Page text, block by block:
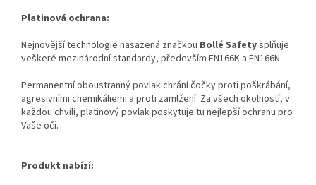
Platinová ochrana:
Nejnovější technologie nasazená značkou Bollé Safetysplňuje
veškeré mezinárodní standardy, především EN166K a EN166N.
Permanentní oboustranný povlak chrání čočky proti poškrábání,
agresivními chemikáliemi a proti zamlžení. Za všech okolností, v
každou chvíli, platinový povlak poskytuje tu nejlepší ochranu pro
Vaše oči.
Produkt nabízí: